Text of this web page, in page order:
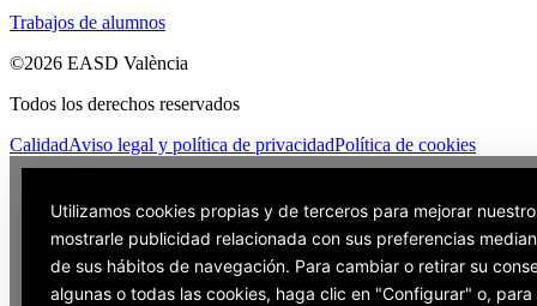
Trabajos de alumnos
©2026 EASD València
Todos los derechos reservados
CalidadAviso legal y política de privacidadPolítica de cookies
Utilizamos cookies propias y de terceros para mejorar
mostrarle publicidad relacionada con sus preferencias
de sus hábitos de navegación. Para cambiar o retirar su
algunas o todas las cookies, haga clic en "Configurar" o, para